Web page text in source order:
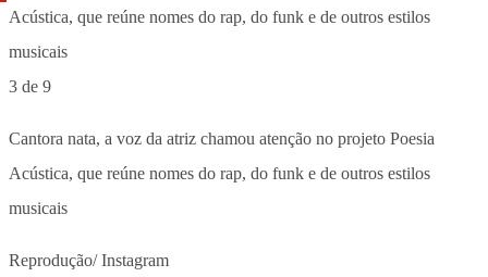
3 de 9
Cantora nata, a voz da atriz chamou atenção no projeto Poesia
Acústica, que reúne nomes do rap, do funk e de outros estilos
musicais
Reprodução/ Instagram